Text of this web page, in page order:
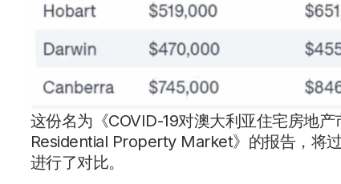
这份名为《COVID-19对澳大利亚住宅房地
Residential Property Market》的报告，将
进行了对比。